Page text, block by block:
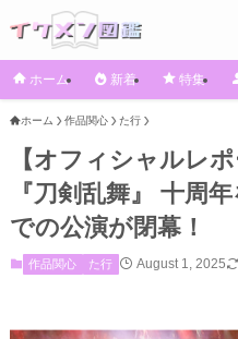
ホーム 新着 特集
ホーム 作品関心 た行
【オフィシャルレ
『刀剣乱舞』 十周
での公演が閉幕！
作品関心 た行 August 1, 2025